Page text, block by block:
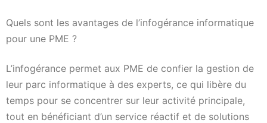
Quels sont les avantages de l’infogérance informatique
pour une PME ?
L’infogérance permet aux PME de confier la gestion de
leur parc informatique à des experts, ce qui libère du
temps pour se concentrer sur leur activité principale,
tout en bénéficiant d’un service réactif et de solutions